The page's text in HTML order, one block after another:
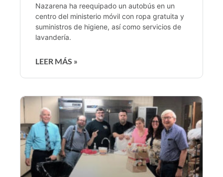
Nazarena ha reequipado un autobús en un
centro del ministerio móvil con ropa gratuita y
suministros de higiene, así como servicios de
lavandería.
LEER MÁS »